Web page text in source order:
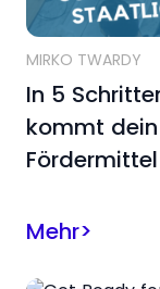
MIRKO TWARDY
In 5
kommt
Fördermittel
Mehr>